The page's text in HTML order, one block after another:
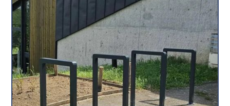
Abri plus
Découvrir